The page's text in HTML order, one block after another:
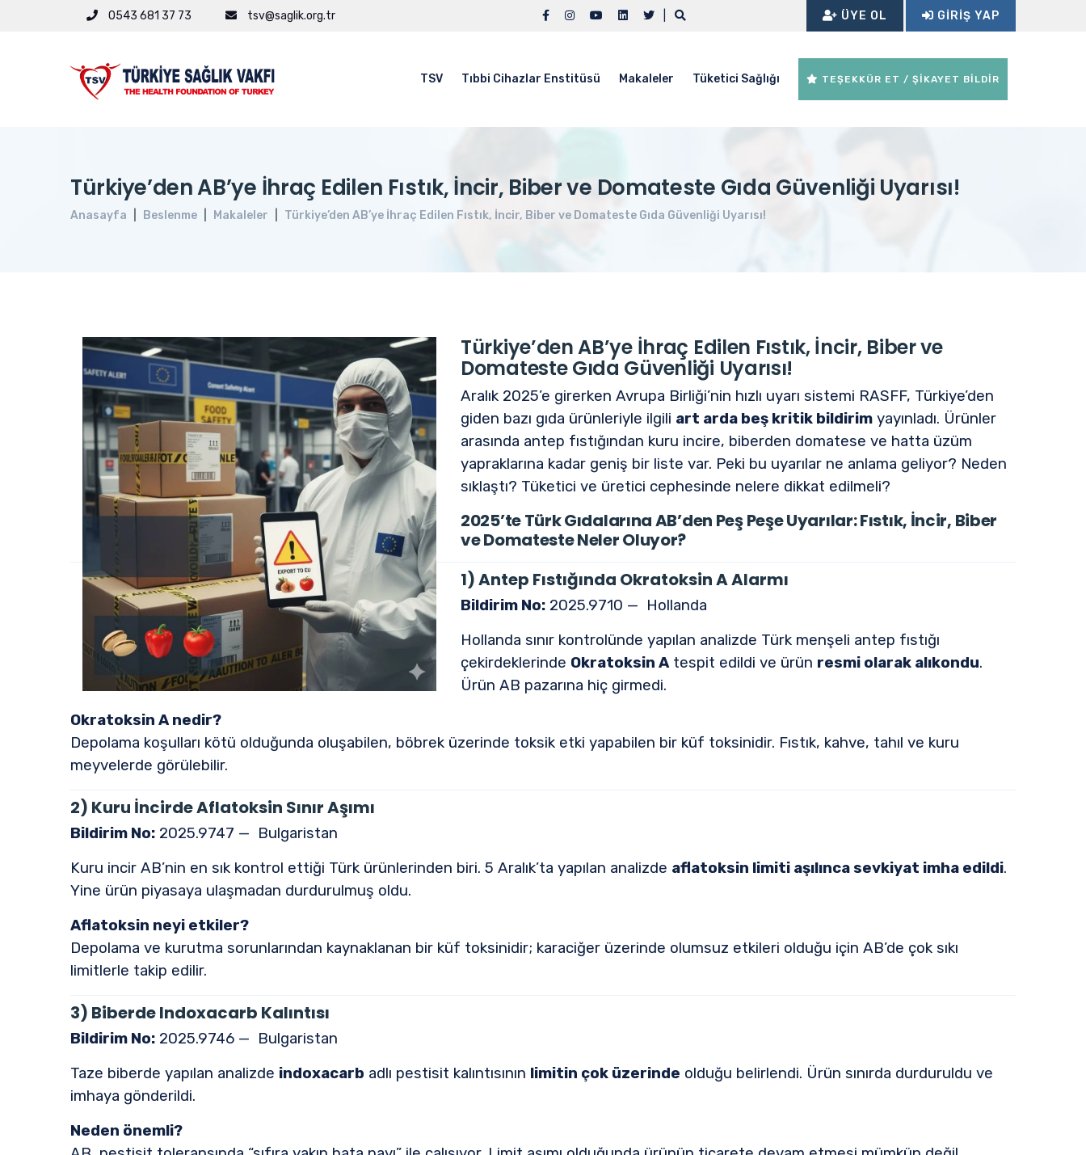
0543 681 37 73 tsv@saglik.org.tr ÜYE OL GIRIŞ YAP
TSV Tıbbi Cihazlar Enstitüsü Makaleler Tüketici Sağlığı TEŞEKKÜR ET / ŞİKAYET BİLDİR
Türkiye’den AB’ye İhraç Edilen Fıstık, İncir, Biber ve Domateste Gıda Güvenliği Uyarısı!
Anasayfa Beslenme Makaleler Türkiye’den AB’ye İhraç Edilen Fıstık, İncir, Biber ve Domateste Gıda Güvenliği Uyarısı!
Türkiye’den AB’ye İhraç Edilen Fıstık, İncir, Biber ve
Domateste Gıda Güvenliği Uyarısı!
Aralık 2025’e girerken Avrupa Birliği’nin hızlı uyarı sistemi RASFF, Türkiye’den
giden bazı gıda ürünleriyle ilgili art arda beş kritik bildirim yayınladı. Ürünler
arasında antep fıstığından kuru incire, biberden domatese ve hatta üzüm
yapraklarına kadar geniş bir liste var. Peki bu uyarılar ne anlama geliyor? Neden
sıklaştı? Tüketici ve üretici cephesinde nelere dikkat edilmeli?
2025’te Türk Gıdalarına AB’den Peş Peşe Uyarılar: Fıstık, İncir, Biber
ve Domateste Neler Oluyor?
1) Antep Fıstığında Okratoksin A Alarmı
Bildirim No: 2025.9710 — Hollanda
Hollanda sınır kontrolünde yapılan analizde Türk menşeli antep fıstığı
çekirdeklerinde Okratoksin A tespit edildi ve ürün resmi olarak alıkondu.
Ürün AB pazarına hiç girmedi.
Okratoksin A nedir?
Depolama koşulları kötü olduğunda oluşabilen, böbrek üzerinde toksik etki yapabilen bir küf toksinidir. Fıstık, kahve, tahıl ve kuru
meyvelerde görülebilir.
2) Kuru İncirde Aflatoksin Sınır Aşımı
Bildirim No: 2025.9747 — Bulgaristan
Kuru incir AB’nin en sık kontrol ettiği Türk ürünlerinden biri. 5 Aralık’ta yapılan analizde aflatoksin limiti aşılınca sevkiyat imha edildi.
Yine ürün piyasaya ulaşmadan durdurulmuş oldu.
Aflatoksin neyi etkiler?
Depolama ve kurutma sorunlarından kaynaklanan bir küf toksinidir; karaciğer üzerinde olumsuz etkileri olduğu için AB’de çok sıkı
limitlerle takip edilir.
3) Biberde Indoxacarb Kalıntısı
Bildirim No: 2025.9746 — Bulgaristan
Taze biberde yapılan analizde indoxacarb adlı pestisit kalıntısının limitin çok üzerinde olduğu belirlendi. Ürün sınırda durduruldu ve
imhaya gönderildi.
Neden önemli?